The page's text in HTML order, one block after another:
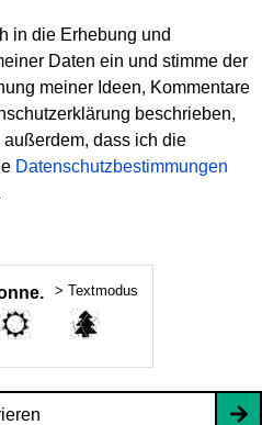
in die Erhebung und
Daten ein und stimme der
meiner Ideen, Kommentare
beschrieben,
dass ich die
Datenschutzbestimmungen
> Textmodus